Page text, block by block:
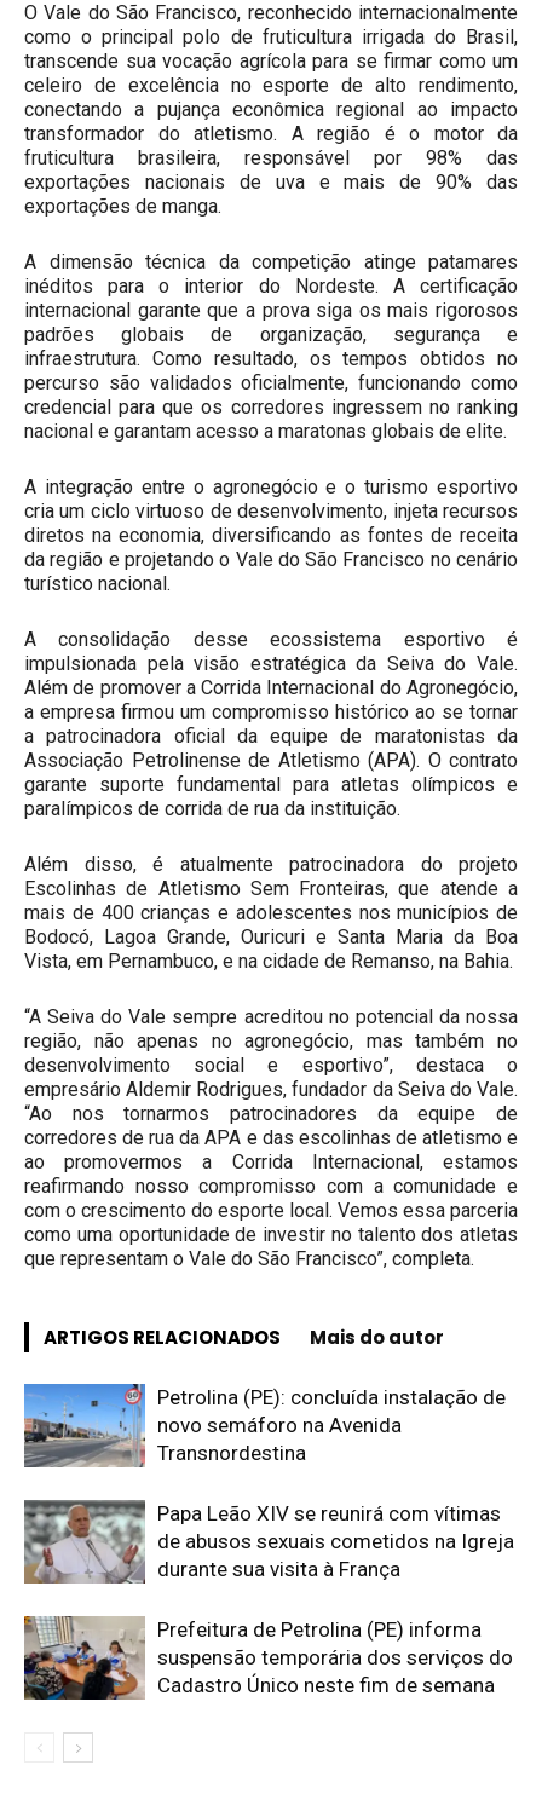
O Vale do São Francisco, reconhecido internacionalmente
como o principal polo de fruticultura irrigada do Brasil,
transcende sua vocação agrícola para se firmar como um
celeiro de excelência no esporte de alto rendimento,
conectando a pujança econômica regional ao impacto
transformador do atletismo. A região é o motor da
fruticultura brasileira, responsável por 98% das
exportações nacionais de uva e mais de 90% das
exportações de manga.
A dimensão técnica da competição atinge patamares
inéditos para o interior do Nordeste. A certificação
internacional garante que a prova siga os mais rigorosos
padrões globais de organização, segurança e
infraestrutura. Como resultado, os tempos obtidos no
percurso são validados oficialmente, funcionando como
credencial para que os corredores ingressem no ranking
nacional e garantam acesso a maratonas globais de elite.
A integração entre o agronegócio e o turismo esportivo
cria um ciclo virtuoso de desenvolvimento, injeta recursos
diretos na economia, diversificando as fontes de receita
da região e projetando o Vale do São Francisco no cenário
turístico nacional.
A consolidação desse ecossistema esportivo é
impulsionada pela visão estratégica da Seiva do Vale.
Além de promover a Corrida Internacional do Agronegócio,
a empresa firmou um compromisso histórico ao se tornar
a patrocinadora oficial da equipe de maratonistas da
Associação Petrolinense de Atletismo (APA). O contrato
garante suporte fundamental para atletas olímpicos e
paralímpicos de corrida de rua da instituição.
Além disso, é atualmente patrocinadora do projeto
Escolinhas de Atletismo Sem Fronteiras, que atende a
mais de 400 crianças e adolescentes nos municípios de
Bodocó, Lagoa Grande, Ouricuri e Santa Maria da Boa
Vista, em Pernambuco, e na cidade de Remanso, na Bahia.
“A Seiva do Vale sempre acreditou no potencial da nossa
região, não apenas no agronegócio, mas também no
desenvolvimento social e esportivo”, destaca o
empresário Aldemir Rodrigues, fundador da Seiva do Vale.
“Ao nos tornarmos patrocinadores da equipe de
corredores de rua da APA e das escolinhas de atletismo e
ao promovermos a Corrida Internacional, estamos
reafirmando nosso compromisso com a comunidade e
com o crescimento do esporte local. Vemos essa parceria
como uma oportunidade de investir no talento dos atletas
que representam o Vale do São Francisco”, completa.
ARTIGOS RELACIONADOS Mais do autor
Petrolina (PE): concluída instalação de
novo semáforo na Avenida
Transnordestina
Papa Leão XIV se reunirá com vítimas
de abusos sexuais cometidos na Igreja
durante sua visita à França
Prefeitura de Petrolina (PE) informa
suspensão temporária dos serviços do
Cadastro Único neste fim de semana